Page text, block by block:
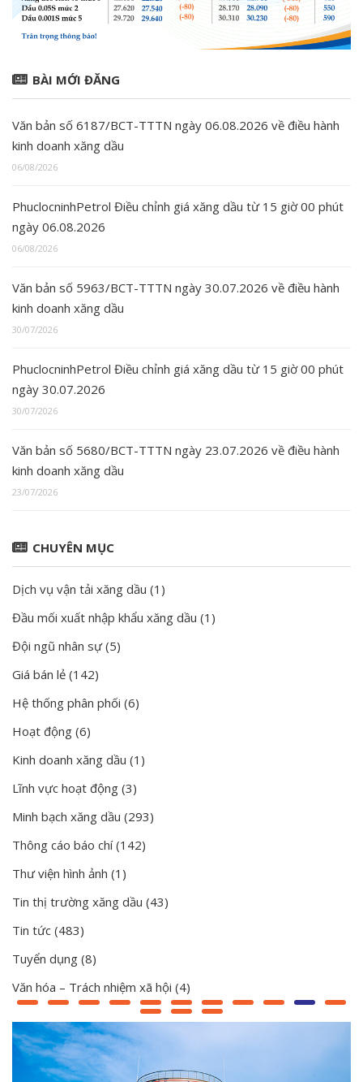
BÀI MỚI ĐĂNG
Văn bản số 6187/BCT-TTTN ngày 06.08.2026 về điều hành
kinh doanh xăng dầu
06/08/2026
PhuclocninhPetrol Điều chỉnh giá xăng dầu từ 15 giờ 00 phút
ngày 06.08.2026
06/08/2026
Văn bản số 5963/BCT-TTTN ngày 30.07.2026 về điều hành
kinh doanh xăng dầu
30/07/2026
PhuclocninhPetrol Điều chỉnh giá xăng dầu từ 15 giờ 00 phút
ngày 30.07.2026
30/07/2026
Văn bản số 5680/BCT-TTTN ngày 23.07.2026 về điều hành
kinh doanh xăng dầu
23/07/2026
CHUYÊN MỤC
Dịch vụ vận tải xăng dầu (1)
Đầu mối xuất nhập khẩu xăng dầu (1)
Đội ngũ nhân sự(5)
Giá bán lẻ (142)
Hệ thống phân phối (6)
Hoạt động (6)
Kinh doanh xăng dầu (1)
Lĩnh vực hoạt động (3)
Minh bạch xăng dầu (293)
Thông cáo báo chí(142)
Thư viện hình ảnh (1)
Tin thị trường xăng dầu (43)
Tin tức (483)
Tuyển dụng (8)
Văn hóa – Trách nhiệm xã hội (4)